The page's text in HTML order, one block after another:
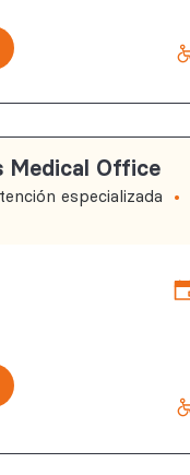
Medical Office
especializada